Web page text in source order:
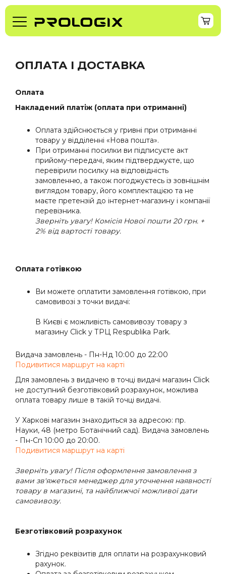
ОПЛАТА І ДОСТАВКА
Оплата
Накладений платіж (оплата при отриманні)
Оплата здійснюється у гривні при отриманні
товару у відділенні «Нова пошта».
При отриманні посилки ви підписуєте акт
прийому-передачі, яким підтверджуєте, що
перевірили посилку на відповідність
замовленню, а також погоджуєтесь із зовнішнім
виглядом товару, його комплектацією та не
маєте претензій до інтернет-магазину і компанії
перевізника.
Зверніть увагу! Комiсiя Нової пошти 20 грн. +
2% вiд вартостi товару.
Оплата готівкою
Ви можете оплатити замовлення готівкою, при
самовивозі з точки видачі:
В Києві є можливість самовивозу товару з
магазину Click у ТРЦ Respublika Park.
Видача замовлень - Пн-Нд 10:00 до 22:00
Подивитися маршрут на карті
Для замовлень з видачею в точці видачі магазин Click
не доступний безготівковий розрахунок, можлива
оплата товару лише в такій точці видачі.
У Харкові магазин знаходиться за адресою: пр.
Науки, 48 (метро Ботанічний сад). Видача замовлень
- Пн-Сп 10:00 до 20:00.
Подивитися маршрут на карті
Зверніть увагу! Після оформлення замовлення з
вами зв'яжеться менеджер для уточнення наявності
товару в магазині, та найближчої можливої дати
самовивозу.
Безготівковий розрахунок
Згідно реквізитів для оплати на розрахунковий
рахунок.